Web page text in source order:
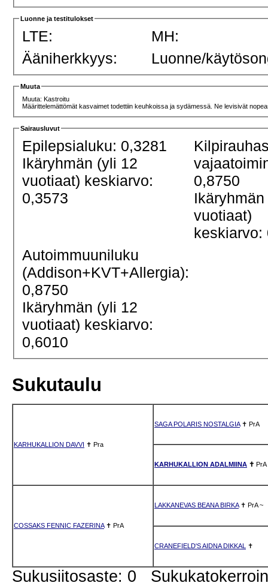
Luonne ja testitulokset
LTE:
MH:
Ääniherkkyys:
Luonne/
Muuta
Muuta: Kastroitu
Määrittelemättömät kasvaimet todettiin keuhkoissa ja sydämessä. Ne levisivät
Sairausluvut
Epilepsialuku: 0,3281
Ikäryhmän (yli 12
vuotiaat) keskiarvo:
0,3573
0,8750
vuotiaat)
keskiarvo:
Autoimmuuniluku
(Addison+KVT+Allergia):
0,8750
Ikäryhmän (yli 12
vuotiaat) keskiarvo:
0,6010
Sukutaulu
KARHUKALLION DAVVI ✝ Pra
SAGA POLARIS NOSTALGIA✝ PrA
KARHUKALLION ADALMIINA ✝ PrA
COSSAKS FENNIC FAZERINA✝ PrA
LAKKANEVAS BEANA BIRKA✝ PrA ~
CRANEFIELD'S AIDNA DIKKAL ✝
Sukusiitosaste: 0